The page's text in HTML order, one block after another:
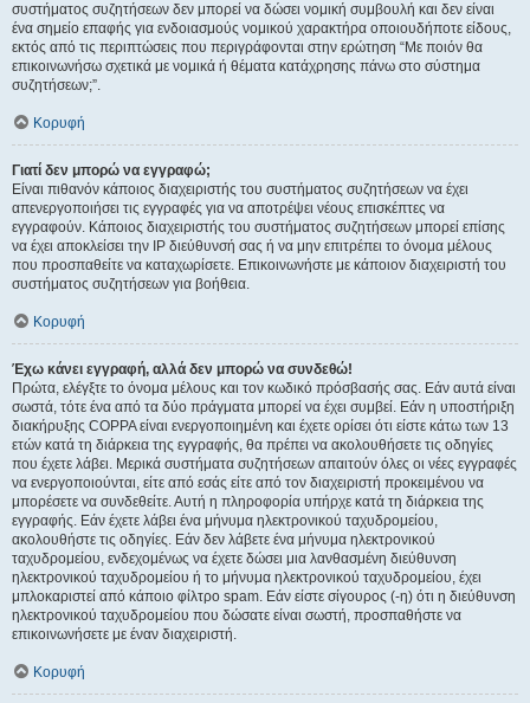
συστήματος συζητήσεων δεν μπορεί να δώσει νομική συμβουλή και δεν είναι
ένα σημείο επαφής για ενδοιασμούς νομικού χαρακτήρα οποιουδήποτε είδους,
εκτός από τις περιπτώσεις που περιγράφονται στην ερώτηση “Με ποιόν θα
επικοινωνήσω σχετικά με νομικά ή θέματα κατάχρησης πάνω στο σύστημα
συζητήσεων;”.
Κορυφή
Γιατί δεν μπορώ να εγγραφώ;
Είναι πιθανόν κάποιος διαχειριστής του συστήματος συζητήσεων να έχει
απενεργοποιήσει τις εγγραφές για να αποτρέψει νέους επισκέπτες να
εγγραφούν. Κάποιος διαχειριστής του συστήματος συζητήσεων μπορεί επίσης
να έχει αποκλείσει την IP διεύθυνσή σας ή να μην επιτρέπει το όνομα μέλους
που προσπαθείτε να καταχωρίσετε. Επικοινωνήστε με κάποιον διαχειριστή του
συστήματος συζητήσεων για βοήθεια.
Κορυφή
Έχω κάνει εγγραφή, αλλά δεν μπορώ να συνδεθώ!
Πρώτα, ελέγξτε το όνομα μέλους και τον κωδικό πρόσβασής σας. Εάν αυτά είναι
σωστά, τότε ένα από τα δύο πράγματα μπορεί να έχει συμβεί. Εάν η υποστήριξη
διακήρυξης COPPA είναι ενεργοποιημένη και έχετε ορίσει ότι είστε κάτω των 13
ετών κατά τη διάρκεια της εγγραφής, θα πρέπει να ακολουθήσετε τις οδηγίες
που έχετε λάβει. Μερικά συστήματα συζητήσεων απαιτούν όλες οι νέες εγγραφές
να ενεργοποιούνται, είτε από εσάς είτε από τον διαχειριστή προκειμένου να
μπορέσετε να συνδεθείτε. Αυτή η πληροφορία υπήρχε κατά τη διάρκεια της
εγγραφής. Εάν έχετε λάβει ένα μήνυμα ηλεκτρονικού ταχυδρομείου,
ακολουθήστε τις οδηγίες. Εάν δεν λάβετε ένα μήνυμα ηλεκτρονικού
ταχυδρομείου, ενδεχομένως να έχετε δώσει μια λανθασμένη διεύθυνση
ηλεκτρονικού ταχυδρομείου ή το μήνυμα ηλεκτρονικού ταχυδρομείου, έχει
μπλοκαριστεί από κάποιο φίλτρο spam. Εάν είστε σίγουρος (-η) ότι η διεύθυνση
ηλεκτρονικού ταχυδρομείου που δώσατε είναι σωστή, προσπαθήστε να
επικοινωνήσετε με έναν διαχειριστή.
Κορυφή